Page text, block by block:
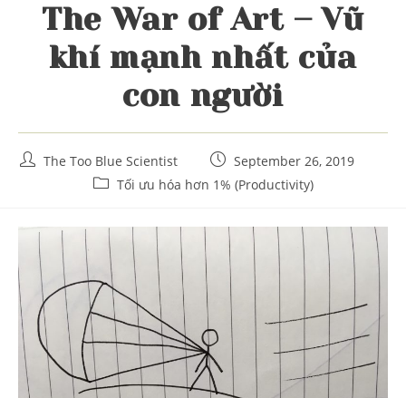
The War of Art – Vũ
khí mạnh nhất của
con người
PostThe Too Blue Scientist
Post
published:
September 26, 2019
PostTối ưu hóa hơn 1% (Productivity)